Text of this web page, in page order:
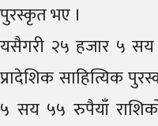
पुरस्कृत भए ।
यसैगरी २५ हजार ५ सय
प्रादेशिक साहित्यिक
५ सय ५५ रुपैयाँ